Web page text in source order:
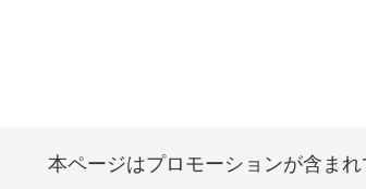
本ページはプロモーションが含まれ